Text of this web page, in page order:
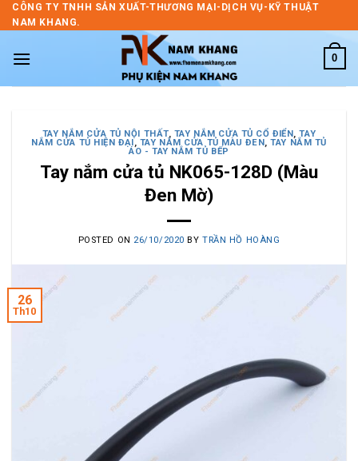
Skip
to
CÔNG TY TNHH SẢN XUẤT-THƯƠNG MẠI-DỊCH VỤ-KỸ THUẬT
NAM KHANG.
0
TAY NẮM CỬA TỦ NỘI THẤT, TAY NẮM CỬA TỦ CỔ ĐIỂN,TAY
NẮM CỬA TỦ HIỆN ĐẠI, TAY NẮM CỬA TỦ MÀU ĐEN,TAY NẮM TỦ
ÁO - TAY NẮM TỦ BẾP
Tay nắm cửa tủ NK065-128D (Màu
Đen Mờ)
POSTED ON 26/10/2020 BYTRẦN HỒ HOÀNG
26
Th10